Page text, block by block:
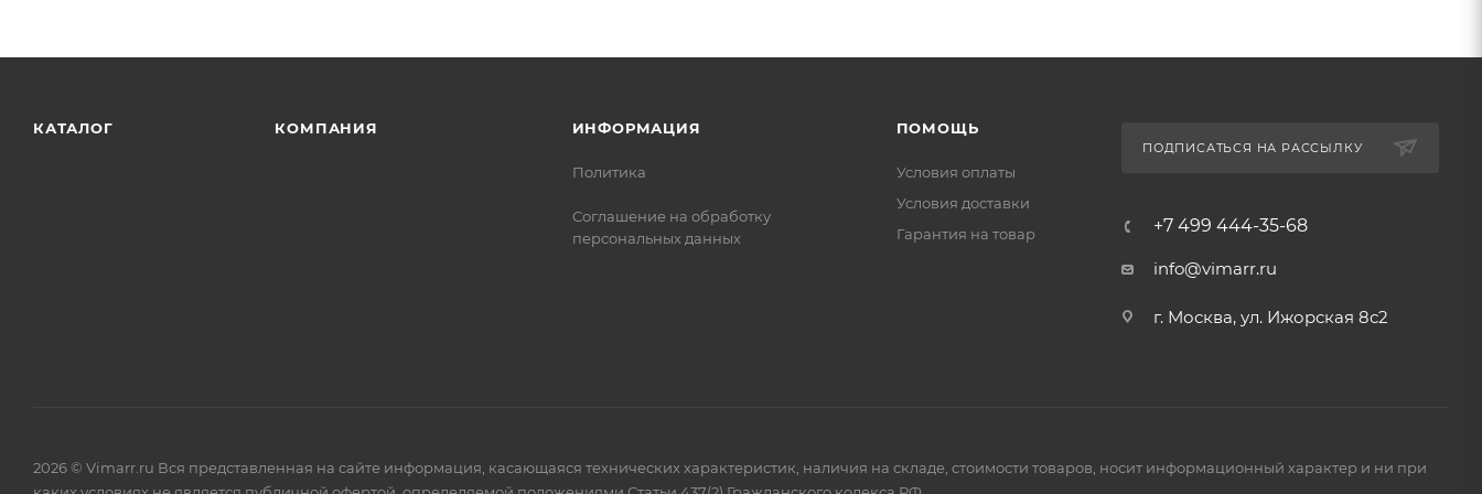
КАТАЛОГ КОМПАНИЯ ИНФОРМАЦИЯ
Политика
Соглашение на обработку
персональных данных
ПОМОЩЬ
Условия оплаты
Условия доставки
Гарантия на товар
ПОДПИСАТЬСЯ НА РАССЫЛКУ
+7 499 444-35-68
info@vimarr.ru
г. Москва, ул. Ижорская 8с2
2026 © Vimarr.ru Вся представленная на сайте информация, касающаяся технических характеристик, наличия на складе, стоимости товаров, носит информационный характер и ни при